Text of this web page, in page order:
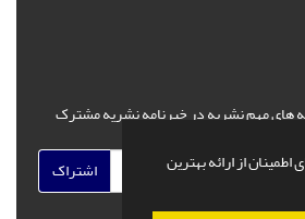
از ارائه بهترین
های مهم نشریه در خبرنامه نشریه مشترک
اشتراک